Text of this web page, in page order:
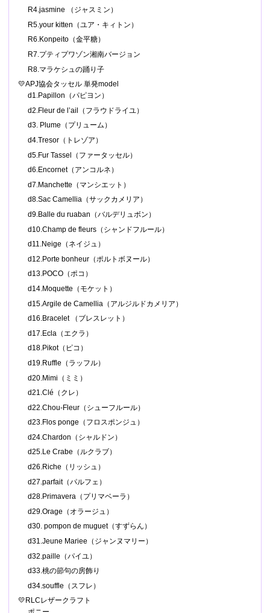
R4.jasmine （ジャスミン）
R5.your kitten（ユア・キィトン）
R6.Konpeito（金平糖）
R7.プティプワゾン湘南バージョン
R8.マラケシュの踊り子
💛APJ協会タッセル 単発model
d1.Papillon（パピヨン）
d2.Fleur de l’ail（フラウドライユ）
d3. Plume（プリューム）
d4.Tresor（トレゾア）
d5.Fur Tassel（ファータッセル）
d6.Encornet（アンコルネ）
d7.Manchette（マンシエット）
d8.Sac Camellia（サックカメリア）
d9.Balle du ruaban（バルデリュボン）
d10.Champ de fleurs（シャンドフルール）
d11.Neige（ネイジュ）
d12.Porte bonheur（ポルトボヌール）
d13.POCO（ポコ）
d14.Moquette（モケット）
d15.Argile de Camellia（アルジルドカメリア）
d16.Bracelet （ブレスレット）
d17.Ecla（エクラ）
d18.Pikot（ピコ）
d19.Ruffle（ラッフル）
d20.Mimi（ミミ）
d21.Clé（クレ）
d22.Chou-Fleur（シューフルール）
d23.Flos ponge（フロスポンジュ）
d24.Chardon（シャルドン）
d25.Le Crabe（ルクラブ）
d26.Riche（リッシュ）
d27.parfait（パルフェ）
d28.Primavera（プリマベーラ）
d29.Orage（オラージュ）
d30. pompon de muguet（すずらん）
d31.Jeune Mariee（ジャンヌマリー）
d32.paille（パイユ）
d33.桃の節句の房飾り
d34.souffle（スフレ）
💛RLCレザークラフト